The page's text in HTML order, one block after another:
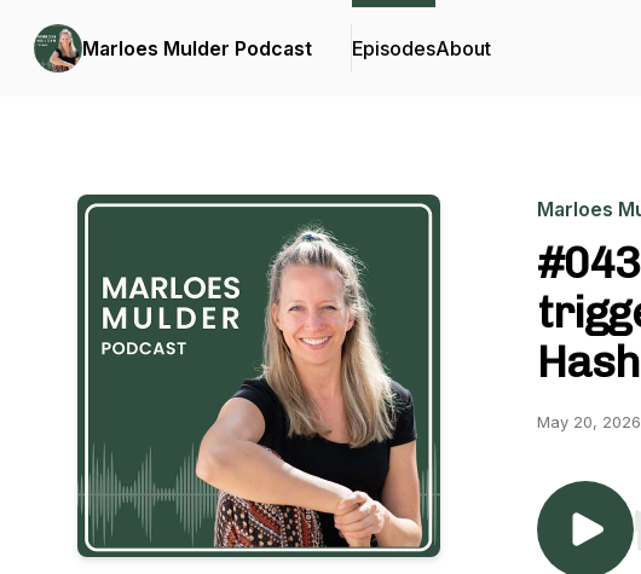
Marloes Mulder Podcast EpisodesAbout
Marloes
May 20, 2026